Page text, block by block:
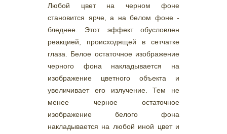
Любой цвет на черном фоне
становится ярче, а на белом фоне -
бледнее. Этот эффект обусловлен
реакцией, происходящей в сетчатке
глаза. Белое остаточное изображение
черного фона накладывается на
изображение цветного объекта и
увеличивает его излучение. Тем не
менее черное остаточное
изображение белого фона
накладывается на любой иной цвет и